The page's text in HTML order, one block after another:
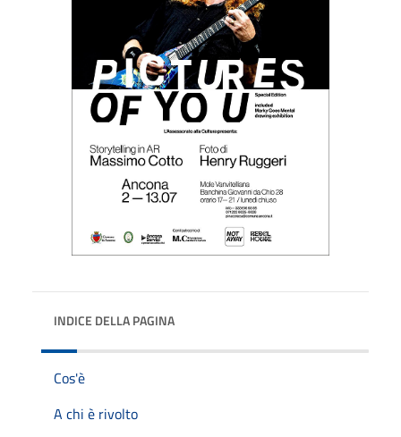
INDICE DELLA PAGINA
Cos'è
A chi è rivolto